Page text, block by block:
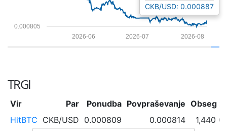
0.000805
2026-08
2026-07
2026-06
CKB/USD: 0.000887
TRGI
Vir Par Ponudba Povpraševanje Obseg
HitBTC CKB/USD 0.000809 0.000814 1,440